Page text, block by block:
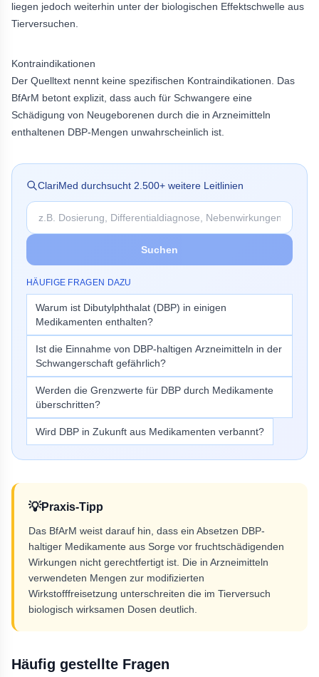
liegen jedoch weiterhin unter der biologischen Effektschwelle aus
Tierversuchen.
Kontraindikationen
Der Quelltext nennt keine spezifischen Kontraindikationen. Das
BfArM betont explizit, dass auch für Schwangere eine
Schädigung von Neugeborenen durch die in Arzneimitteln
enthaltenen DBP-Mengen unwahrscheinlich ist.
ClariMed durchsucht 2.500+ weitere Leitlinien
Suchen
HÄUFIGE FRAGEN DAZU
Warum ist Dibutylphthalat (DBP) in einigen
Medikamenten enthalten?
Ist die Einnahme von DBP-haltigen Arzneimitteln in der
Schwangerschaft gefährlich?
Werden die Grenzwerte für DBP durch Medikamente
überschritten?
Wird DBP in Zukunft aus Medikamenten verbannt?
💡Praxis-Tipp
Das BfArM weist darauf hin, dass ein Absetzen DBP-
haltiger Medikamente aus Sorge vor fruchtschädigenden
Wirkungen nicht gerechtfertigt ist. Die in Arzneimitteln
verwendeten Mengen zur modifizierten
Wirkstofffreisetzung unterschreiten die im Tierversuch
biologisch wirksamen Dosen deutlich.
Häufig gestellte Fragen